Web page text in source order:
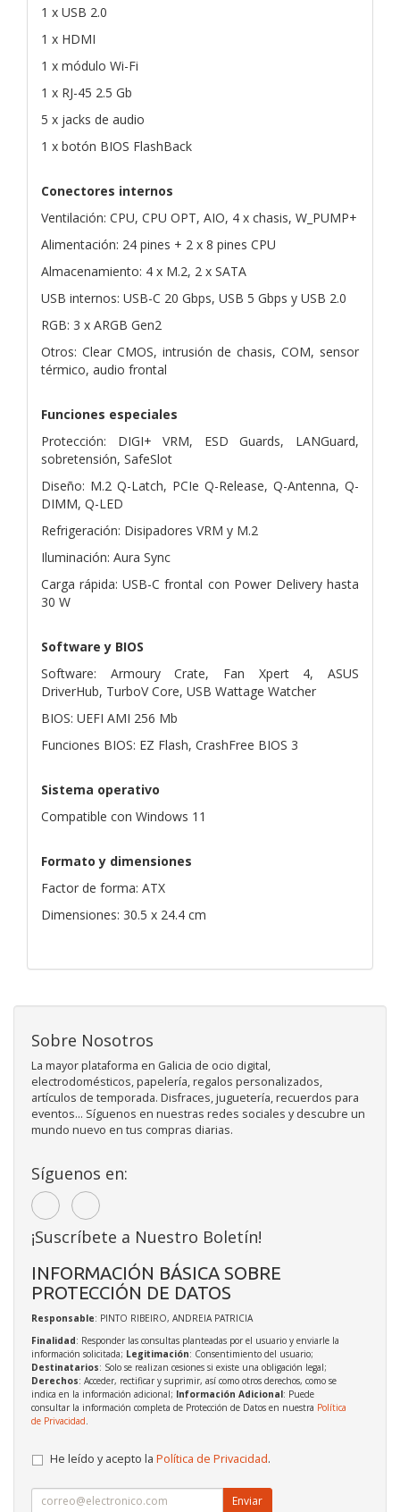
1 x USB 2.0
1 x HDMI
1 x módulo Wi-Fi
1 x RJ-45 2.5 Gb
5 x jacks de audio
1 x botón BIOS FlashBack
Conectores internos
Ventilación: CPU, CPU OPT, AIO, 4 x chasis, W_PUMP+
Alimentación: 24 pines + 2 x 8 pines CPU
Almacenamiento: 4 x M.2, 2 x SATA
USB internos: USB-C 20 Gbps, USB 5 Gbps y USB 2.0
RGB: 3 x ARGB Gen2
Otros: Clear CMOS, intrusión de chasis, COM, sensor
térmico, audio frontal
Funciones especiales
Protección: DIGI+ VRM, ESD Guards, LANGuard,
sobretensión, SafeSlot
Diseño: M.2 Q-Latch, PCIe Q-Release, Q-Antenna, Q-
DIMM, Q-LED
Refrigeración: Disipadores VRM y M.2
Iluminación: Aura Sync
Carga rápida: USB-C frontal con Power Delivery hasta
30 W
Software y BIOS
Software: Armoury Crate, Fan Xpert 4, ASUS
DriverHub, TurboV Core, USB Wattage Watcher
BIOS: UEFI AMI 256 Mb
Funciones BIOS: EZ Flash, CrashFree BIOS 3
Sistema operativo
Compatible con Windows 11
Formato y dimensiones
Factor de forma: ATX
Dimensiones: 30.5 x 24.4 cm
Sobre Nosotros
La mayor plataforma en Galicia de ocio digital,
electrodomésticos, papelería, regalos personalizados,
artículos de temporada. Disfraces, juguetería, recuerdos para
eventos... Síguenos en nuestras redes sociales y descubre un
mundo nuevo en tus compras diarias.
Síguenos en:
¡Suscríbete a Nuestro Boletín!
INFORMACIÓN BÁSICA SOBRE
PROTECCIÓN DE DATOS
Responsable: PINTO RIBEIRO, ANDREIA PATRICIA
Finalidad: Responder las consultas planteadas por el usuario y enviarle la
información solicitada; Legitimación: Consentimiento del usuario;
Destinatarios: Solo se realizan cesiones si existe una obligación legal;
Derechos: Acceder, rectificar y suprimir, así como otros derechos, como se
indica en la información adicional; Información Adicional: Puede
consultar la información completa de Protección de Datos en nuestra Política
de Privacidad
He leído y acepto la Política de Privacidad.
Enviar